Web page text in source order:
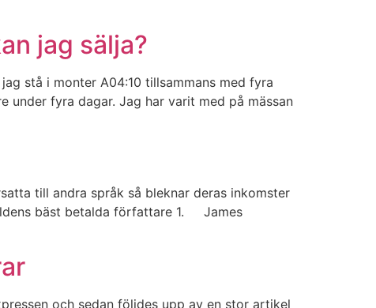
jag sälja?
stå i monter A04:10 tillsammans med fyra
under fyra dagar. Jag har varit med på mässan
till andra språk så bleknar deras inkomster
bäst betalda författare 1. James
och sedan följdes upp av en stor artikel